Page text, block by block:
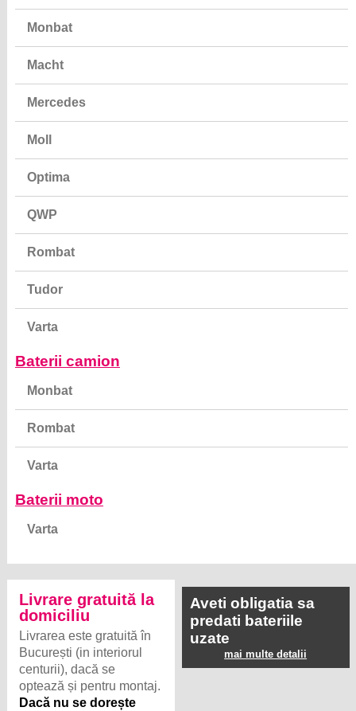
Monbat
Macht
Mercedes
Moll
Optima
QWP
Rombat
Tudor
Varta
Baterii camion
Monbat
Rombat
Varta
Baterii moto
Varta
Livrare gratuită la
domiciliu
Livrarea este gratuită în
București (in interiorul
centurii), dacă se
optează și pentru montaj.
Dacă nu se dorește
Aveti obligatia sa
predati bateriile
uzate
mai multe detalii